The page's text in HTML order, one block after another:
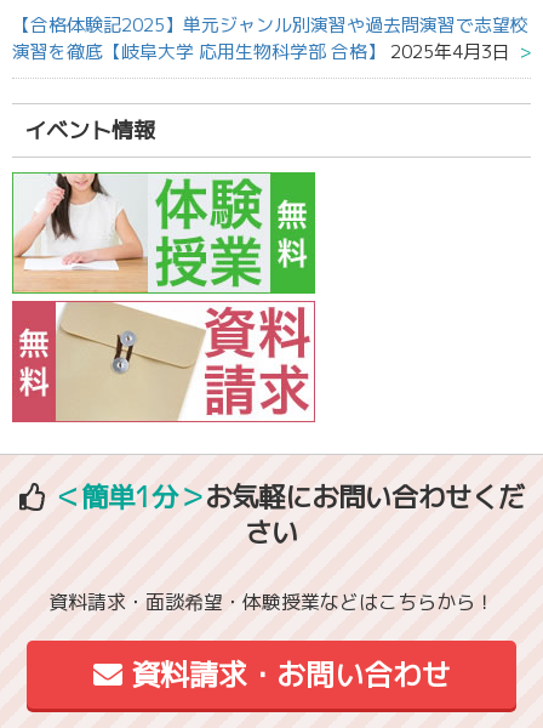
【合格体験記2025】単元ジャンル別演習や過去問演習で志望校
演習を徹底【岐阜大学 応用生物科学部 合格】
2025年4月3日
イベント情報
＜簡単1分＞お気軽にお問い合わせくだ
さい
資料請求・面談希望・体験授業などはこちらから！
資料請求・お問い合わせ